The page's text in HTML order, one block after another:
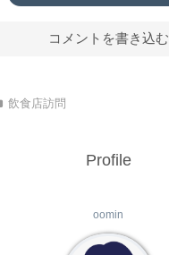
コメントを書き込む
飲食店訪問
Profile
oomin